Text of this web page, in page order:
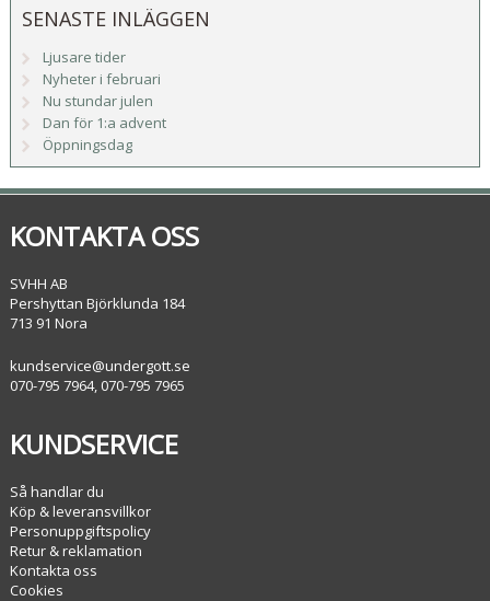
SENASTE INLÄGGEN
Ljusare tider
Nyheter i februari
Nu stundar julen
Dan för 1:a advent
Öppningsdag
KONTAKTA OSS
SVHH AB
Pershyttan Björklunda 184
713 91 Nora
kundservice@undergott.se
070-795 7964, 070-795 7965
KUNDSERVICE
Så handlar du
Köp & leveransvillkor
Personuppgiftspolicy
Retur & reklamation
Kontakta oss
Cookies